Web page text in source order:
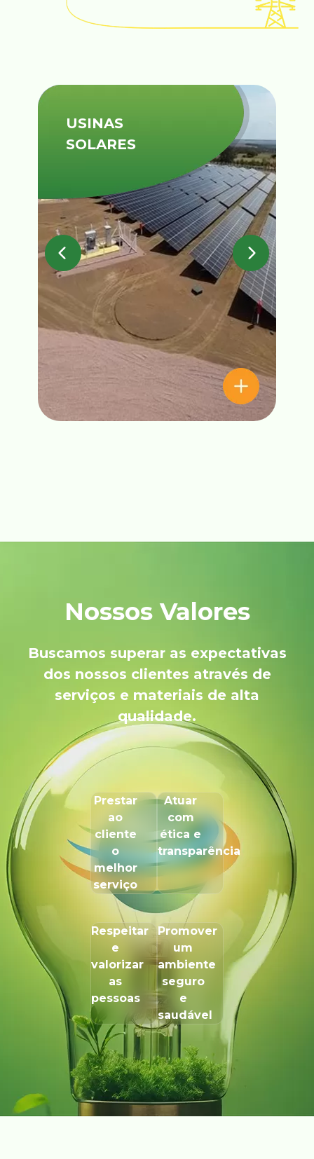
USINAS
SOLARES
Nossos Valores
Buscamos superar as expectativas
dos nossos clientes através de
serviços e materiais de alta
qualidade.
Prestar
ao
cliente
o
melhor
serviço
Atuar
com
ética e
transparência
Respeitar
e
valorizar
as
pessoas
Promover
um
ambiente
seguro
e
saudável